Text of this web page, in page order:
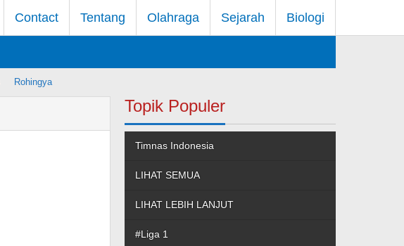
Contact Tentang Olahraga Sejarah Biologi
Rohingya
Topik Populer
Timnas Indonesia
LIHAT SEMUA
LIHAT LEBIH LANJUT
#Liga 1